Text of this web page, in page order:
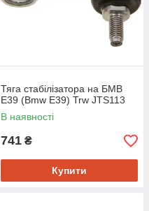
Тяга стабілізатора на БМВ
Е39 (Bmw E39) Trw JTS113
В наявності
741 ₴
Купити